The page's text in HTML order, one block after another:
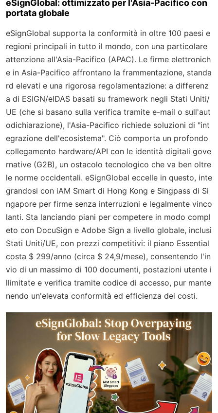
eSignGlobal: ottimizzato per l'Asia-Pacifico con
portata globale
eSignGlobal supporta la conformità in oltre 100 paesi e
regioni principali in tutto il mondo, con una particolare
attenzione all'Asia-Pacifico (APAC). Le firme elettronich
e in Asia-Pacifico affrontano la frammentazione, standa
rd elevati e una rigorosa regolamentazione: a differenz
a di ESIGN/eIDAS basati su framework negli Stati Uniti/
UE (che si basano sulla verifica tramite e-mail o sull'aut
odichiarazione), l'Asia-Pacifico richiede soluzioni di "int
egrazione dell'ecosistema". Ciò comporta un profondo
collegamento hardware/API con le identità digitali gove
rnative (G2B), un ostacolo tecnologico che va ben oltre
le norme occidentali. eSignGlobal eccelle in questo, inte
grandosi con iAM Smart di Hong Kong e Singpass di Si
ngapore per firme senza interruzioni e legalmente vinco
lanti. Sta lanciando piani per competere in modo compl
eto con DocuSign e Adobe Sign a livello globale, inclusi
Stati Uniti/UE, con prezzi competitivi: il piano Essential
costa $ 299/anno (circa $ 24,9/mese), consentendo l'in
vio di un massimo di 100 documenti, postazioni utente i
llimitate e verifica tramite codice di accesso, pur mante
nendo un'elevata conformità ed efficienza dei costi.